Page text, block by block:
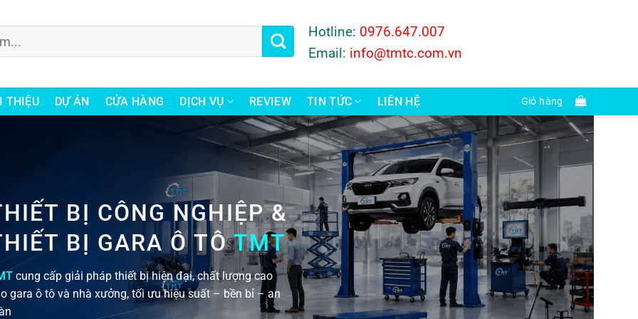
Hotline: 0976.647.007
Email: info@tmtc.com.vn
THIỆU DỰ ÁN CỬA HÀNG DỊCH VỤ REVIEW TIN TỨC LIÊN HỆ Giỏ hàng
BỊ CÔNG NGHIỆP &
BỊ GARA Ô TÔ TMT
cung cấp giải pháp thiết bị hiện đại, chất lượng cao
gara ô tô và nhà xưởng, tối ưu hiệu suất – bền bỉ – an